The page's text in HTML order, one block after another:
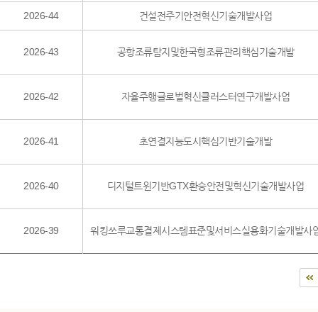
2026-44 건설전주기안전혁신기술개발사업
2026-43 공항조류탐지및한국형조류관리핵심기술개발
2026-42 자율주행글로벌혁신클러스터연구개발사업
2026-41 초연결지능도시핵심기반기술개발
2026-40 디지털트윈기반GTX환승안전및혁신기술개발사업
2026-39 워킹쓰루교통결제시스템표준및서비스실용화기술개발사